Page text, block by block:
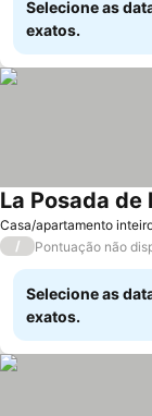
Selecione as
exatos.
Casa/apartamento
La Posada de
/ Pontuação não
Selecione as
exatos.